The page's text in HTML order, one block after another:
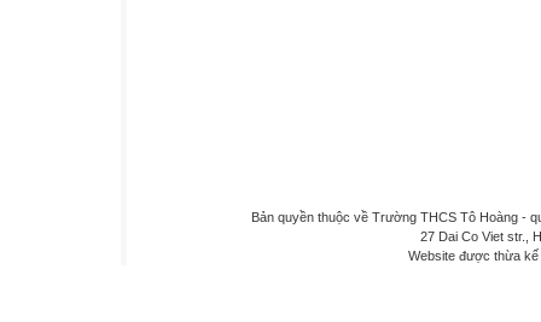
Bản quyền thuộc về Trường THCS Tô Hoàng -
27 Dai Co Viet str.,
Website được thừa